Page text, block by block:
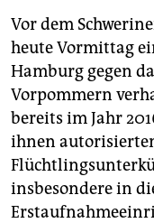
abo
genossenschaft
epaper login
Vor dem
heute Vormittag
Hamburg gegen
Vorpommern
bereits im Jahr
ihnen
insbesondere in